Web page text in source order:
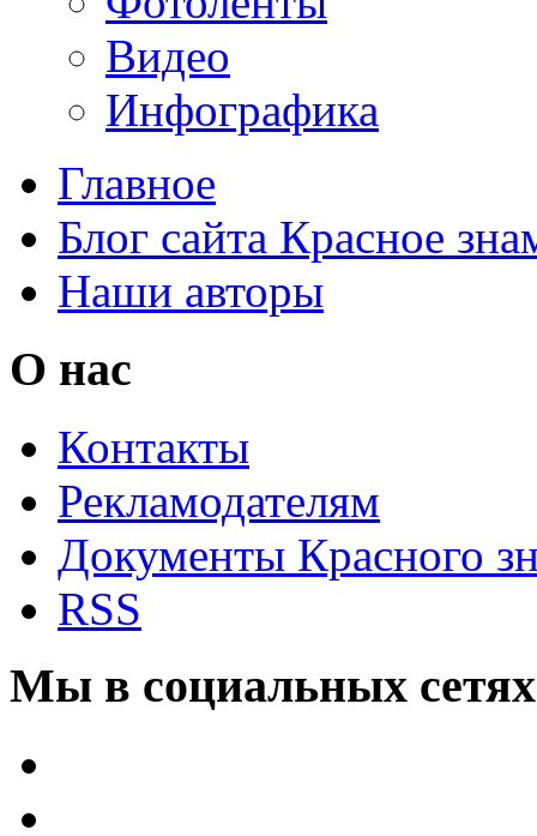
Видео
Инфографика
Главное
Блог сайта Красное
Наши авторы
О нас
Контакты
Рекламодателям
Документы Красного
RSS
Мы в социальных сетях